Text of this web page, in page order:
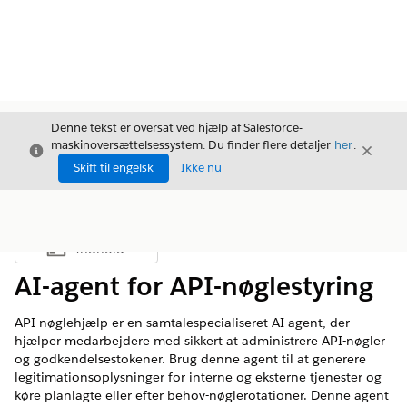
Luk
Denne tekst er oversat ved hjælp af Salesforce-
maskinoversættelsessystem. Du finder flere detaljer her.
Skift til engelsk
Ikke nu
Luk
Vis indholdsfortegnelse
Indhold
AI-agent for API-nøglestyring
API-nøglehjælp er en samtalespecialiseret AI-agent, der
hjælper medarbejdere med sikkert at administrere API-nøgler
og godkendelsestokener. Brug denne agent til at generere
legitimationsoplysninger for interne og eksterne tjenester og
køre planlagte eller efter behov-nøglerotationer. Denne agent